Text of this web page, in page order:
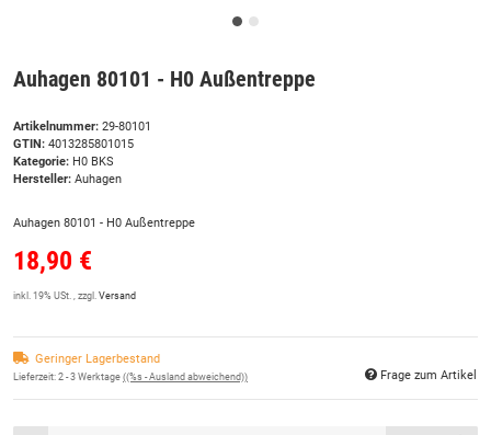
Auhagen 80101 - H0 Außentreppe
Artikelnummer: 29-80101
GTIN: 4013285801015
Kategorie: H0 BKS
Hersteller: Auhagen
Auhagen 80101 - H0 Außentreppe
18,90 €
inkl. 19% USt. , zzgl. Versand
Geringer Lagerbestand
Lieferzeit: 2 - 3 Werktage ((%s - Ausland abweichend)) Frage zum Artikel